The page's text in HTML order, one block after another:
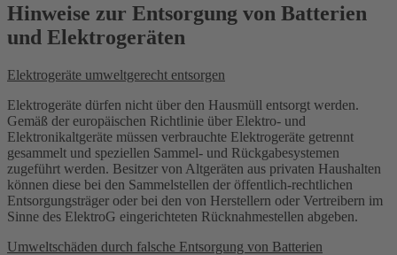
Hinweise zur Entsorgung von Batterien
und Elektrogeräten
Elektrogeräte umweltgerecht entsorgen
Elektrogeräte dürfen nicht über den Hausmüll entsorgt werden.
Gemäß der europäischen Richtlinie über Elektro- und
Elektronikaltgeräte müssen verbrauchte Elektrogeräte getrennt
gesammelt und speziellen Sammel- und Rückgabesystemen
zugeführt werden. Besitzer von Altgeräten aus privaten Haushalten
können diese bei den Sammelstellen der öffentlich-rechtlichen
Entsorgungsträger oder bei den von Herstellern oder Vertreibern im
Sinne des ElektroG eingerichteten Rücknahmestellen abgeben.
Umweltschäden durch falsche Entsorgung von Batterien